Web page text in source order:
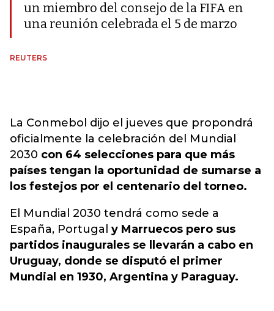
un miembro del consejo de la FIFA en
una reunión celebrada el 5 de marzo
REUTERS
La Conmebol dijo el jueves que propondrá
oficialmente la celebración del Mundial
2030 con 64 selecciones para que más
países tengan la oportunidad de sumarse a
los festejos por el centenario del torneo.
El Mundial 2030 tendrá como sede a
España, Portugal y Marruecos pero sus
partidos inaugurales se llevarán a cabo en
Uruguay, donde se disputó el primer
Mundial en 1930, Argentina y Paraguay.